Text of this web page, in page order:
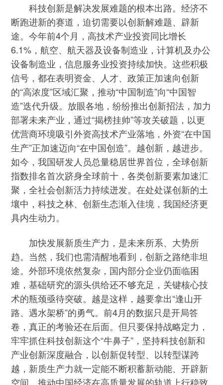
科技创新是解决发展难题的根本出路。经济不
断跑进新的赛道，迫切需要以创新解难题、辟新
途。今年前4个月，高技术产业投资同比增长
6.1%，航空、航天器及设备制造业，计算机及办公
设备制造业，信息服务业投资持续加快。这些积极
信号，都在表明资金、人才、政策正加速向创新
的“高浓度”区域汇聚，推动“中国制造”向“中国智
造”迭代升级。放眼各地，纷纷推出创新招法，加力
部署未来产业，通过“揭榜挂帅”等攻关破题，以更
优营商环境吸引外资高技术产业落地，外资“在中国
生产”正加速迈向“在中国创造”。越创新，越进步。
如今，我国研发人员总量稳居世界首位，全球创新
指数排名首次跻身全球前十，各类创新要素加速汇
聚，全社会创新活力持续迸发。在处处谋创新的土
壤中，科技之林、创新生态渐入佳境，我国经济更
具内生动力。
加快发展新质生产力，是未来所系、大势所
趋。当然，我们也需清醒地看到，创新之路绝非坦
途。外部环境依然复杂，国内部分企业仍面临困
难，基础研究的源头供给还不够充足，关键核心技
术的瓶颈亟待突破。越是这样，越要拿出“逢山开
路、遇水架桥”的勇气。前4月的数据只是开局答
卷，真正的考验还在后面。但只要保持战略定力，
牢牢抓住科技创新这个“牛鼻子”，坚持科技创新和
产业创新深度融合，以创新促转型、以转型谋跨
越，新质生产力就一定能不断积蓄新动能、开辟新
空间，推动中国经济在高质量发展的轨道上行稳致